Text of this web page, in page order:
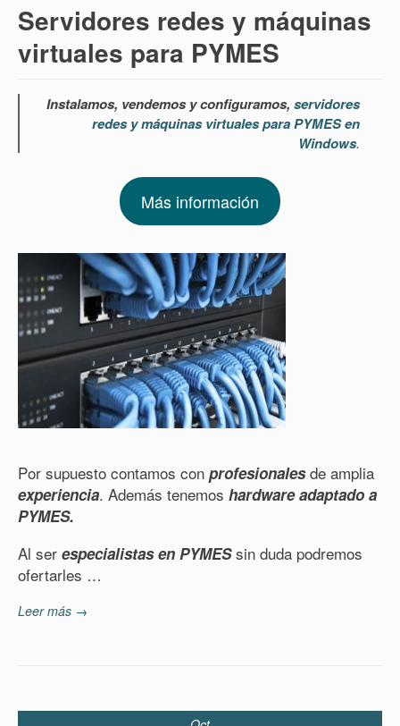
Servidores redes y máquinas
virtuales para PYMES
Instalamos, vendemos y configuramos, servidores
redes y máquinas virtuales para PYMES en
Windows.
Más información
Por supuesto contamos con profesionalesde amplia
experiencia. Además tenemos hardware adaptado a
PYMES.
Al ser especialistas en PYMESsin duda podremos
ofertarles …
Leer más →